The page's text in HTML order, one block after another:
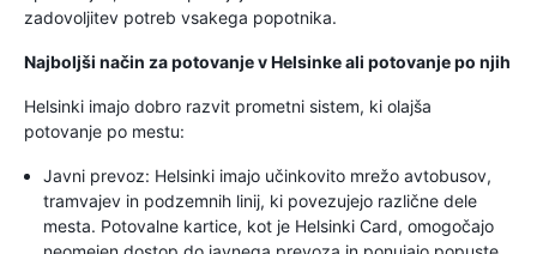
zadovoljitev potreb vsakega popotnika.
Najboljši način za potovanje v Helsinke ali potovanje po njih
Helsinki imajo dobro razvit prometni sistem, ki olajša
potovanje po mestu:
Javni prevoz: Helsinki imajo učinkovito mrežo avtobusov,
tramvajev in podzemnih linij, ki povezujejo različne dele
mesta. Potovalne kartice, kot je Helsinki Card, omogočajo